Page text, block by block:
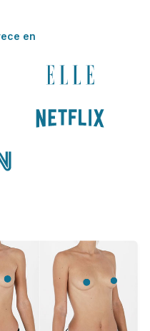
en